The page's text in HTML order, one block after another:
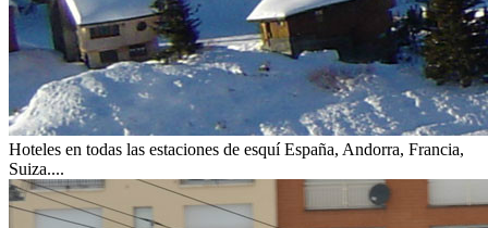
Hoteles en todas las estaciones de esquí España, Andorra, Francia,
Suiza....